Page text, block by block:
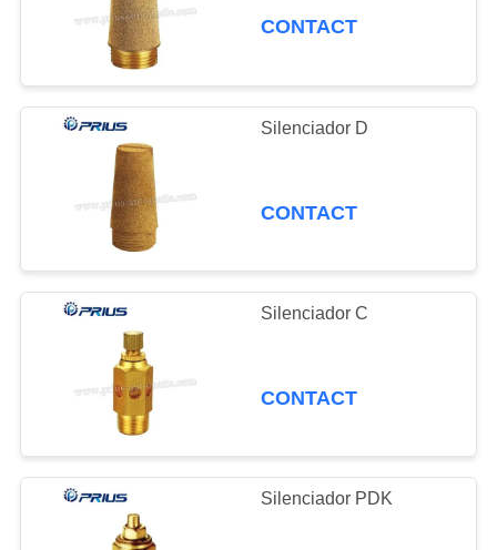
CONTACT
Silenciador D
CONTACT
Silenciador C
CONTACT
Silenciador PDK